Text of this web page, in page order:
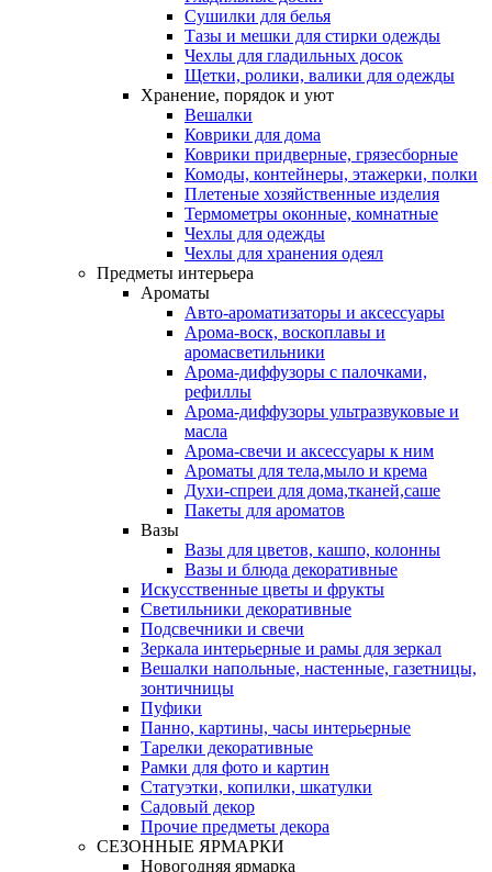
Сушилки для белья
Тазы и мешки для стирки одежды
Чехлы для гладильных досок
Щетки, ролики, валики для одежды
Хранение, порядок и уют
Вешалки
Коврики для дома
Коврики придверные, грязесборные
Комоды, контейнеры, этажерки, полки
Плетеные хозяйственные изделия
Термометры оконные, комнатные
Чехлы для одежды
Чехлы для хранения одеял
Предметы интерьера
Ароматы
Авто-ароматизаторы и аксессуары
Арома-воск, воскоплавы и
аромасветильники
Арома-диффузоры с палочками,
рефиллы
Арома-диффузоры ультразвуковые и
масла
Арома-свечи и аксессуары к ним
Ароматы для тела,мыло и крема
Духи-спреи для дома,тканей,саше
Пакеты для ароматов
Вазы
Вазы для цветов, кашпо, колонны
Вазы и блюда декоративные
Искусственные цветы и фрукты
Светильники декоративные
Подсвечники и свечи
Зеркала интерьерные и рамы для зеркал
Вешалки напольные, настенные, газетницы,
зонтичницы
Пуфики
Панно, картины, часы интерьерные
Тарелки декоративные
Рамки для фото и картин
Статуэтки, копилки, шкатулки
Садовый декор
Прочие предметы декора
СЕЗОННЫЕ ЯРМАРКИ
Новогодняя ярмарка